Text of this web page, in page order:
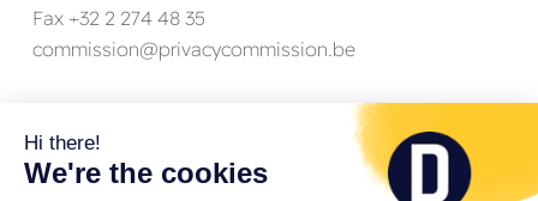
Fax +32 2 274 48 35
commission@privacycommission.be
Italië